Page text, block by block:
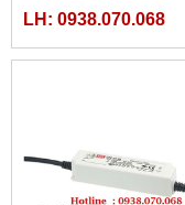
LH: 0938.070.068